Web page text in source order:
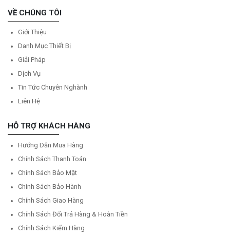
VỀ CHÚNG TÔI
Giới Thiệu
Danh Mục Thiết Bị
Giải Pháp
Dịch Vụ
Tin Tức Chuyên Nghành
Liên Hệ
HỖ TRỢ KHÁCH HÀNG
Hướng Dẫn Mua Hàng
Chính Sách Thanh Toán
Chính Sách Bảo Mật
Chính Sách Bảo Hành
Chính Sách Giao Hàng
Chính Sách Đổi Trả Hàng & Hoàn Tiền
Chính Sách Kiểm Hàng